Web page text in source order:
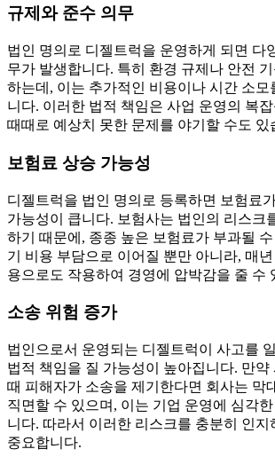
규제와 준수 의무
법인 명의로 디젤트럭을 운영하게 되면 다
무가 발생합니다. 특히 환경 규제나 안전
하는데, 이는 추가적인 비용이나 시간 소모
니다. 이러한 법적 책임은 사업 운영의 복
때때로 예상치 못한 문제를 야기할 수도 있
보험료 상승 가능성
디젤트럭을 법인 명의로 등록하면 보험료
가능성이 큽니다. 보험사는 법인의 리스크
하기 때문에, 종종 높은 보험료가 부과될
기 비용 부담으로 이어질 뿐만 아니라, 매년
용으로도 작용하여 경영에 압박감을 줄 수
소송 위험 증가
법인으로서 운영되는 디젤트럭이 사고를
법적 책임을 질 가능성이 높아집니다. 만약
때 피해자가 소송을 제기한다면 회사는 막
직면할 수 있으며, 이는 기업 운영에 심각
니다. 따라서 이러한 리스크를 충분히 인지
중요합니다.